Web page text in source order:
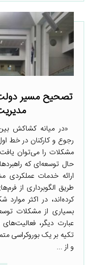
تصحیح مسیر
«در میانه کشاکش بین
رجوع و کارکنان در خط
مشکلات را می‌توان
حال توسعه‌ای که
ارائه خدمات عملکردی
طریق الگوبرداری از
کرده‌اند، در اکثر
بسیاری از مشکلات
عبارت دیگر،
تکیه بر یک بوروکراسی
و از ...